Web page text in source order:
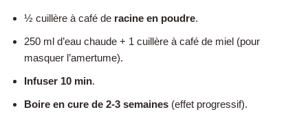
½ cuillère à café de racine en poudre.
250 ml d’eau chaude + 1 cuillère à café de miel (pour
masquer l’amertume).
Infuser 10 min.
Boire en cure de 2-3 semaines (effet progressif).